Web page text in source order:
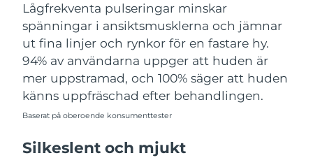
Lågfrekventa pulseringar minskar
spänningar i ansiktsmusklerna och jämnar
ut fina linjer och rynkor för en fastare hy.
94% av användarna uppger att huden är
mer uppstramad, och 100% säger att huden
känns uppfräschad efter behandlingen.
Baserat på oberoende konsumenttester
Silkeslent och mjukt
Förenade
Arabemiraten
Förväntad leverans8/10/26
Storbritannien Förväntad leverans8/9/26
USA Förväntad leverans8/10/26